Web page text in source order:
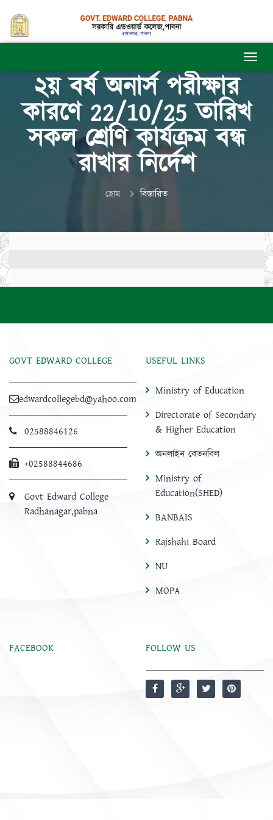
২য় বর্ষ অনার্স পরীক্ষার
কারণে 22/10/25 তারিখ
সকল শ্রেণি কার্যক্রম বন্ধ
রাখার নির্দেশ
হোম বিস্তারিত
GOVT EDWARD COLLEGE
edwardcollegebd@yahoo.com
02588846126
+02588844686
Govt Edward College
Radhanagar,pabna
USEFUL LINKS
Ministry of Education
Directorate of Secondary
& Higher Education
অনলাইন বেতনবিল
Ministry of
Education(SHED)
BANBAIS
Rajshahi Board
NU
MOPA
FACEBOOK FOLLOW US